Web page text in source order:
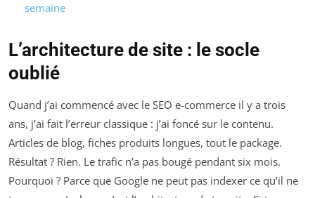
semaine
L’architecture de site : le socle
oublié
Quand j’ai commencé avec le SEO e-commerce il y a trois
ans, j’ai fait l’erreur classique : j’ai foncé sur le contenu.
Articles de blog, fiches produits longues, tout le package.
Résultat ? Rien. Le trafic n’a pas bougé pendant six mois.
Pourquoi ? Parce que Google ne peut pas indexer ce qu’il ne